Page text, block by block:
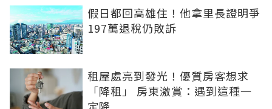
假日都回高雄住！他拿里長證明爭
197萬退稅仍敗訴
租屋處亮到發光！優質房客想求
「降租」 房東激賞：遇到這種一